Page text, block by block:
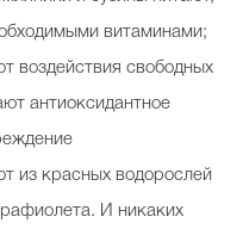
витаминами;
воздействия свободных
антиоксидантное
из красных водорослей
И никаких